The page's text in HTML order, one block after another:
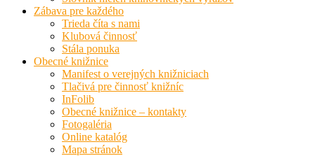
Zábava pre každého
Trieda číta s nami
Klubová činnosť
Stála ponuka
Obecné knižnice
Manifest o verejných knižniciach
Tlačivá pre činnosť knižníc
InFolib
Obecné knižnice – kontakty
Fotogaléria
Online katalóg
Mapa stránok